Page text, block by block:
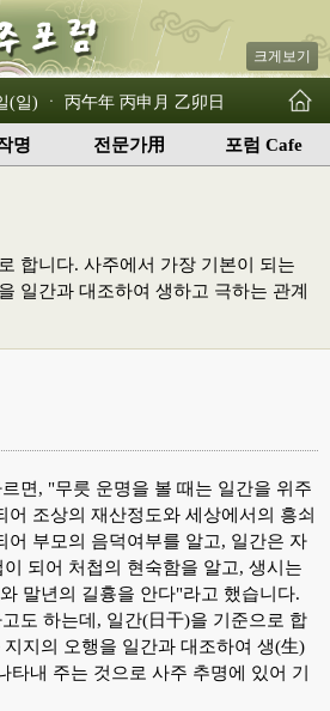
크게보기
(일) ㆍ 丙午年 丙申月 乙卯日
명 전문가用 포럼 Cafe
합니다. 사주에서 가장 기본이 되는
일간과 대조하여 생하고 극하는 관계
면, "무릇 운명을 볼 때는 일간을 위주
어 조상의 재산정도와 세상에서의 흥쇠
어 부모의 음덕여부를 알고, 일간은 자
되어 처첩의 현숙함을 알고, 생시는
말년의 길흉을 안다"라고 했습니다.
도 하는데, 일간(日干)을 기준으로 합
지의 오행을 일간과 대조하여 생(生)
타내 주는 것으로 사주 추명에 있어 기